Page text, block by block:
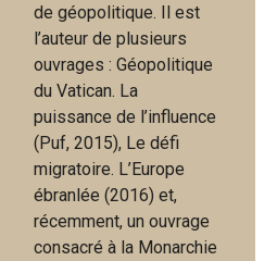
de géopolitique. Il est
l’auteur de plusieurs
ouvrages : Géopolitique
du Vatican. La
puissance de l’influence
(Puf, 2015), Le défi
migratoire. L’Europe
ébranlée (2016) et,
récemment, un ouvrage
consacré à la Monarchie